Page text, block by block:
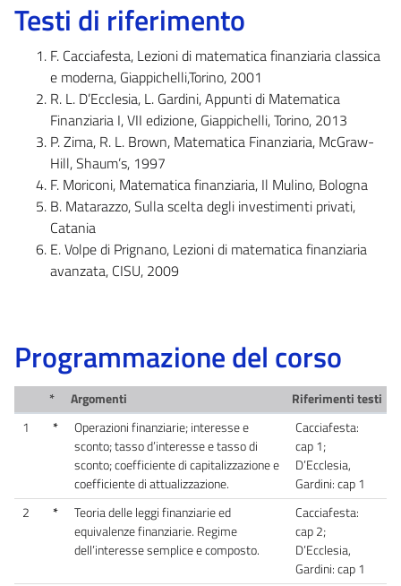
Testi di riferimento
F. Cacciafesta, Lezioni di matematica finanziaria classica
e moderna, Giappichelli,Torino, 2001
R. L. D’Ecclesia, L. Gardini, Appunti di Matematica
Finanziaria I, VII edizione, Giappichelli, Torino, 2013
P. Zima, R. L. Brown, Matematica Finanziaria, McGraw-
Hill, Shaum’s, 1997
F. Moriconi, Matematica finanziaria, Il Mulino, Bologna
B. Matarazzo, Sulla scelta degli investimenti privati,
Catania
E. Volpe di Prignano, Lezioni di matematica finanziaria
avanzata, CISU, 2009
Programmazione del corso
* Argomenti
Riferimenti testi
1
*
Operazioni finanziarie; interesse e
sconto; tasso d’interesse e tasso di
sconto; coefficiente di capitalizzazione e
coefficiente di attualizzazione.
Cacciafesta:
cap 1;
D’Ecclesia,
Gardini: cap 1
2
*
Teoria delle leggi finanziarie ed
equivalenze finanziarie. Regime
dell’interesse semplice e composto.
Cacciafesta:
cap 2;
D’Ecclesia,
Gardini: cap 1